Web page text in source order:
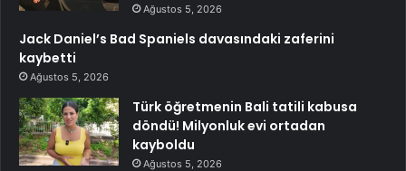
Ağustos 5, 2026
Jack Daniel’s Bad Spaniels davasındaki zaferini
kaybetti
Ağustos 5, 2026
Türk öğretmenin Bali tatili kabusa
döndü! Milyonluk evi ortadan
kayboldu
Ağustos 5, 2026